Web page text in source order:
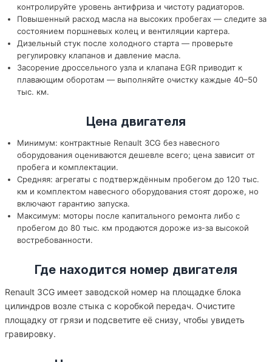
контролируйте уровень антифриза и чистоту радиаторов.
Повышенный расход масла на высоких пробегах — следите за
состоянием поршневых колец и вентиляции картера.
Дизельный стук после холодного старта — проверьте
регулировку клапанов и давление масла.
Засорение дроссельного узла и клапана EGR приводит к
плавающим оборотам — выполняйте очистку каждые 40–50
тыс. км.
Цена двигателя
Минимум: контрактные Renault 3CG без навесного
оборудования оцениваются дешевле всего; цена зависит от
пробега и комплектации.
Средняя: агрегаты с подтверждённым пробегом до 120 тыс.
км и комплектом навесного оборудования стоят дороже, но
включают гарантию запуска.
Максимум: моторы после капитального ремонта либо с
пробегом до 80 тыс. км продаются дороже из-за высокой
востребованности.
Где находится номер двигателя
Renault 3CG имеет заводской номер на площадке блока
цилиндров возле стыка с коробкой передач. Очистите
площадку от грязи и подсветите её снизу, чтобы увидеть
гравировку.